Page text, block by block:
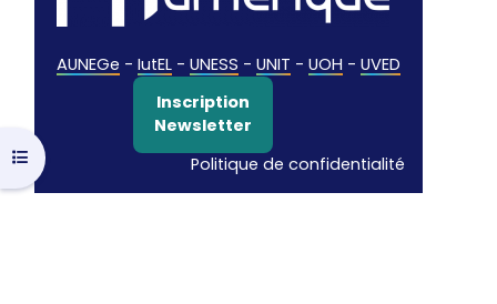
Ouvrir l’index du cours
AUNEGe - IutEL - UNESS - UNIT - UOH - UVED
Inscription
Newsletter
Politique de confidentialité